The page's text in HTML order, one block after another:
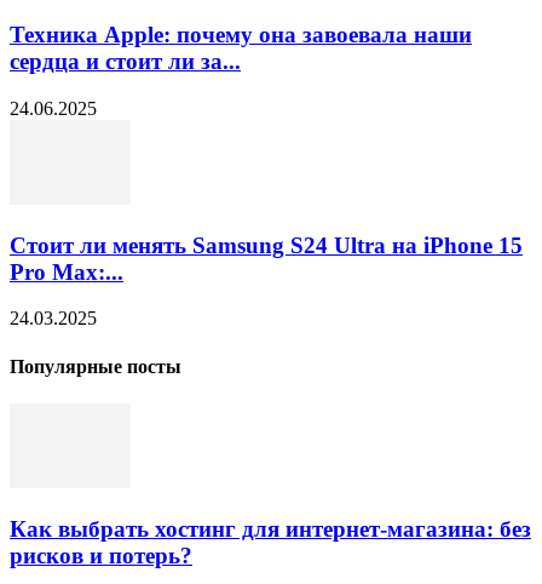
Техника Apple: почему она завоевала наши
сердца и стоит ли за...
24.06.2025
Стоит ли менять Samsung S24 Ultra на iPhone 15
Pro Max:...
24.03.2025
Популярные посты
Как выбрать хостинг для интернет-магазина: без
рисков и потерь?